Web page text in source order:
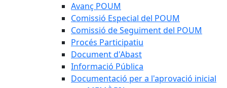
Avanç POUM
Comissió Especial del POUM
Comissió de Seguiment del POUM
Procés Participatiu
Document d'Abast
Informació Pública
Documentació per a l'aprovació inicial